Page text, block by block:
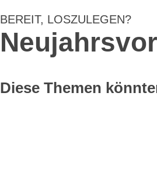
BEREIT, LOSZULEGEN?
Diese Themen